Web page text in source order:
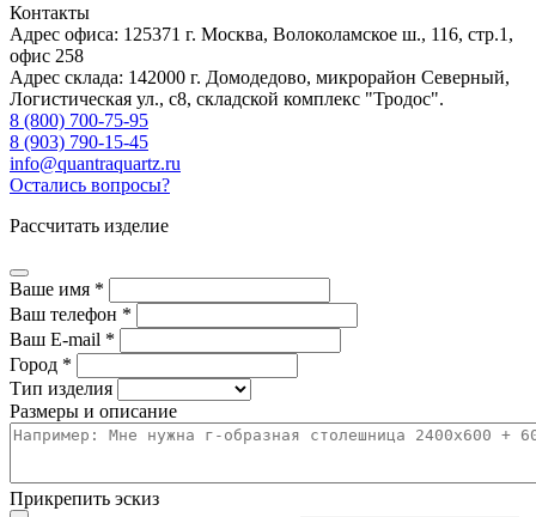
Контакты
Адрес офиса: 125371 г. Москва, Волоколамское ш., 116, стр.1,
офис 258
Адрес склада: 142000 г. Домодедово, микрорайон Северный,
Логистическая ул., с8, складской комплекс "Тродос".
8 (800) 700-75-95
8 (903) 790-15-45
info@quantraquartz.ru
Остались вопросы?
Рассчитать изделие
Ваше имя *
Ваш телефон *
Ваш E-mail *
Город *
Тип изделия
Размеры и описание
Прикрепить эскиз